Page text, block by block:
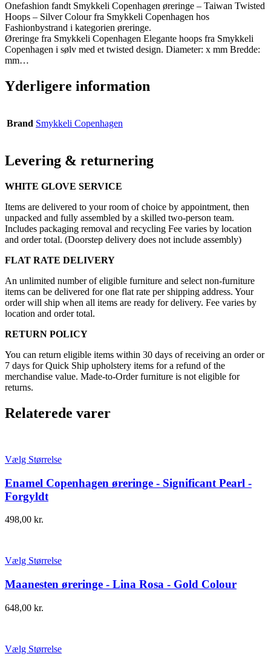
Onefashion fandt Smykkeli Copenhagen øreringe – Taiwan Twisted
Hoops – Silver Colour fra Smykkeli Copenhagen hos
Fashionbystrand i kategorien øreringe.
Øreringe fra Smykkeli Copenhagen Elegante hoops fra Smykkeli
Copenhagen i sølv med et twisted design. Diameter: x mm Bredde:
mm…
Yderligere information
Brand Smykkeli Copenhagen
Levering & returnering
WHITE GLOVE SERVICE
Items are delivered to your room of choice by appointment, then
unpacked and fully assembled by a skilled two-person team.
Includes packaging removal and recycling Fee varies by location
and order total. (Doorstep delivery does not include assembly)
FLAT RATE DELIVERY
An unlimited number of eligible furniture and select non-furniture
items can be delivered for one flat rate per shipping address. Your
order will ship when all items are ready for delivery. Fee varies by
location and order total.
RETURN POLICY
You can return eligible items within 30 days of receiving an order or
7 days for Quick Ship upholstery items for a refund of the
merchandise value. Made-to-Order furniture is not eligible for
returns.
Relaterede varer
Vælg Størrelse
Enamel Copenhagen øreringe - Significant Pearl -
Forgyldt
498,00 kr.
Vælg Størrelse
Maanesten øreringe - Lina Rosa - Gold Colour
648,00 kr.
Vælg Størrelse